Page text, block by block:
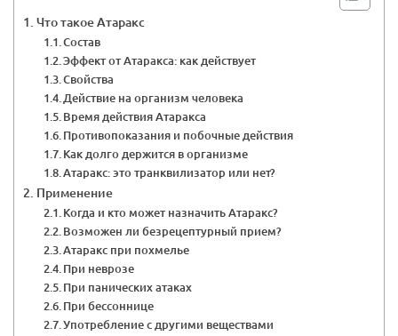
Что такое Атаракс
Состав
Эффект от Атаракса: как действует
Свойства
Действие на организм человека
Время действия Атаракса
Противопоказания и побочные действия
Как долго держится в организме
Атаракс: это транквилизатор или нет?
Применение
Когда и кто может назначить Атаракс?
Возможен ли безрецептурный прием?
Атаракс при похмелье
При неврозе
При панических атаках
При бессоннице
Употребление с другими веществами